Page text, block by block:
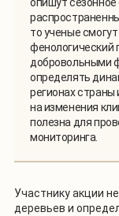
опишут сезонное
то ученые
фенологический
добровольными
определять
регионах
на изменения
полезна для
мониторинга.
Участнику акции
деревьев и